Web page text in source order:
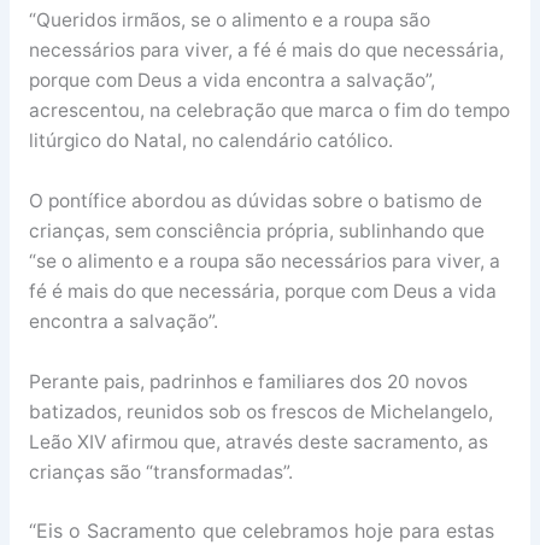
“Queridos irmãos, se o alimento e a roupa são
necessários para viver, a fé é mais do que necessária,
porque com Deus a vida encontra a salvação”,
acrescentou, na celebração que marca o fim do tempo
litúrgico do Natal, no calendário católico.
O pontífice abordou as dúvidas sobre o batismo de
crianças, sem consciência própria, sublinhando que
“se o alimento e a roupa são necessários para viver, a
fé é mais do que necessária, porque com Deus a vida
encontra a salvação”.
Perante pais, padrinhos e familiares dos 20 novos
batizados, reunidos sob os frescos de Michelangelo,
Leão XIV afirmou que, através deste sacramento, as
crianças são “transformadas”.
“Eis o Sacramento que celebramos hoje para estas